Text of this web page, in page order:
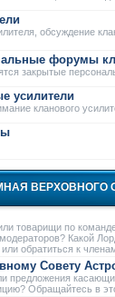
обсуждение
форумы
закрытые
усилители
кланового
ВЕРХОВНОГО
товарищи по
Какой
обратиться к
Совету
предложения
Обращайтесь в